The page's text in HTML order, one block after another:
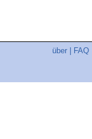
über FAQ